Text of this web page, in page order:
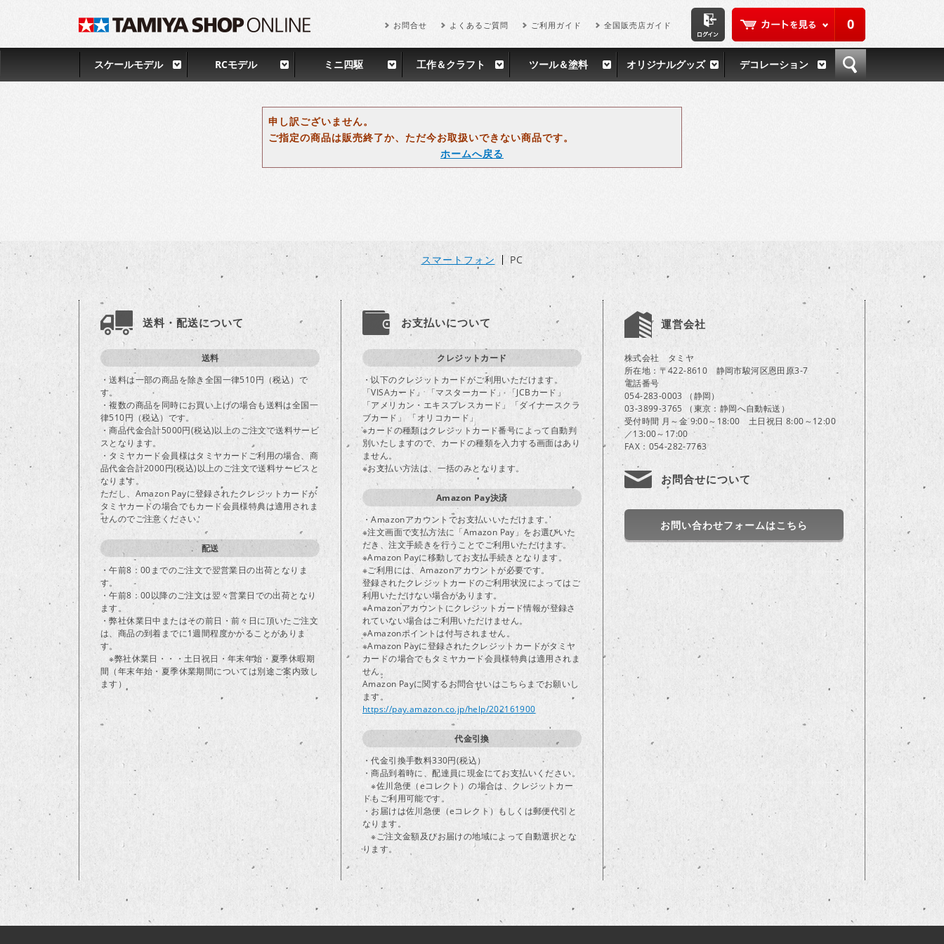
0
お問合せ よくあるご質問 ご利用ガイド 全国販売店ガイド
スケールモデル RCモデル ミニ四駆 工作＆クラフト ツール＆塗料 オリジナルグッズ デコレーション
申し訳ございません。
ご指定の商品は販売終了か、ただ今お取扱いできない商品です。
ホームへ戻る
スマートフォン PC
送料・配送について
送料
・送料は一部の商品を除き全国一律510円（税込）で
す。
・複数の商品を同時にお買い上げの場合も送料は全国一
律510円（税込）です。
・商品代金合計5000円(税込)以上のご注文で送料サービ
スとなります。
・タミヤカード会員様はタミヤカードご利用の場合、商
品代金合計2000円(税込)以上のご注文で送料サービスと
なります。
ただし、Amazon Payに登録されたクレジットカードが
タミヤカードの場合でもカード会員様特典は適用されま
せんのでご注意ください。
配送
・午前8：00までのご注文で翌営業日の出荷となりま
す。
・午前8：00以降のご注文は翌々営業日での出荷となり
ます。
・弊社休業日中またはその前日・前々日に頂いたご注文
は、商品の到着までに1週間程度かかることがありま
す。
※弊社休業日・・・土日祝日・年末年始・夏季休暇期
間（年末年始・夏季休業期間については別途ご案内致し
ます）
お支払いについて
クレジットカード
・以下のクレジットカードがご利用いただけます。
「VISAカード」 「マスターカード」 「JCBカード」
「アメリカン・エキスプレスカード」「ダイナースクラ
ブカード」 「オリコカード」
※カードの種類はクレジットカード番号によって自動判
別いたしますので、カードの種類を入力する画面はあり
ません。
※お支払い方法は、一括のみとなります。
Amazon Pay決済
・Amazonアカウントでお支払いいただけます。
※注文画面で支払方法に「Amazon Pay」をお選びいた
だき、注文手続きを行うことでご利用いただけます。
※Amazon Payに移動してお支払手続きとなります。
※ご利用には、Amazonアカウントが必要です。
登録されたクレジットカードのご利用状況によってはご
利用いただけない場合があります。
※Amazonアカウントにクレジットカード情報が登録さ
れていない場合はご利用いただけません。
※Amazonポイントは付与されません。
※Amazon Payに登録されたクレジットカードがタミヤ
カードの場合でもタミヤカード会員様特典は適用されま
せん。
Amazon Payに関するお問合せいはこちらまでお願いし
ます。
https://pay.amazon.co.jp/help/202161900
代金引換
・代金引換手数料330円(税込）
・商品到着時に、配達員に現金にてお支払いください。
※佐川急便（eコレクト）の場合は、クレジットカー
ドもご利用可能です。
・お届けは佐川急便（eコレクト）もしくは郵便代引と
なります。
※ご注文金額及びお届けの地域によって自動選択とな
ります。
運営会社
株式会社 タミヤ
所在地：〒422-8610 静岡市駿河区恩田原3-7
電話番号
054-283-0003 （静岡）
03-3899-3765 （東京：静岡へ自動転送）
受付時間 月～金 9:00～18:00 土日祝日 8:00～12:00
／13:00～17:00
FAX：054-282-7763
お問合せについて
お問い合わせフォームはこちら